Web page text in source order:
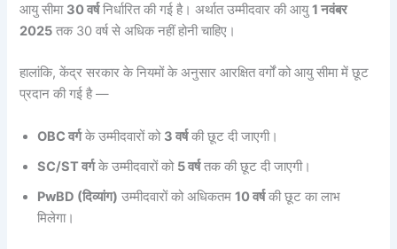
आयु सीमा 30 वर्षनिर्धारित की गई है। अर्थात उम्मीदवार की आयु1 नवंबर
2025 तक 30 वर्ष से अधिक नहीं होनी चाहिए।
हालांकि, केंद्र सरकार के नियमों के अनुसार आरक्षित वर्गों को आयु सीमा में छूट
प्रदान की गई है —
OBC वर्गके उम्मीदवारों को 3 वर्षकी छूट दी जाएगी।
SC/ST वर्गके उम्मीदवारों को 5 वर्षतक की छूट दी जाएगी।
PwBD (दिव्यांग) उम्मीदवारों को अधिकतम10 वर्षकी छूट का लाभ
मिलेगा।